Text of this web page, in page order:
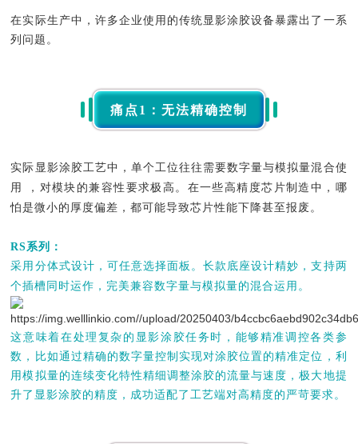
在实际生产中，许多企业使用的传统显影涂胶设备暴露出了一系
列问题。
痛点1：无法精确控制
实际显影涂胶工艺中，单个工位往往需要数字量与模拟量混合使
用 ，对模块的兼容性要求极高。在一些高精度芯片制造中，哪
怕是微小的厚度偏差，都可能导致芯片性能下降甚至报废。
RS系列：
采用分体式设计，可任意选择面板。长款底座设计精妙，支持两
个插槽同时运作，完美兼容数字量与模拟量的混合运用。
这意味着在处理复杂的显影涂胶任务时，能够精准调控各类参
数，比如通过精确的数字量控制实现对涂胶位置的精准定位，利
用模拟量的连续变化特性精细调整涂胶的流量与速度，极大地提
升了显影涂胶的精度，成功适配了工艺端对高精度的严苛要求。